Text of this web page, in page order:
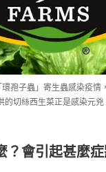
孢子蟲」寄生蟲感染疫情
的切絲西生菜正是感染元
？會引起甚麼症